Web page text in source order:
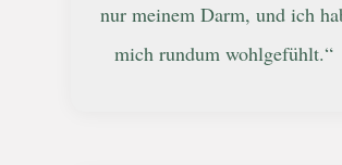
nur meinem Darm, und ich
mich rundum wohlgefühlt.“